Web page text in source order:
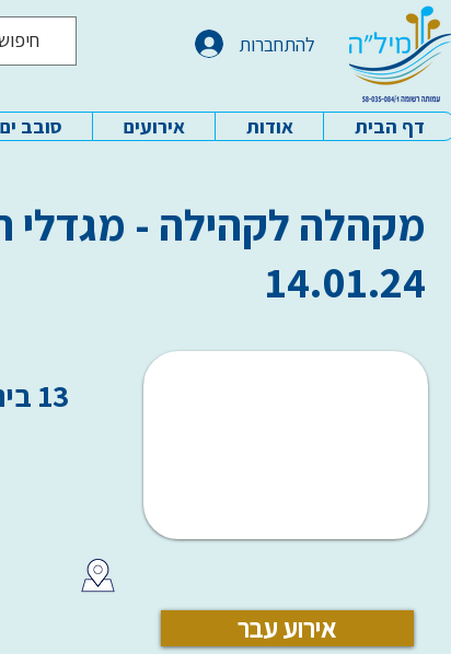
להתחברות
עמותת מיל"ה - דף הביתדף הבית אודות אירועים סובב ים
מקהלה לקהילה - מגדלי
14.01.24
13 בינואר 2024 בשעה 22:00:00
אירוע עבר